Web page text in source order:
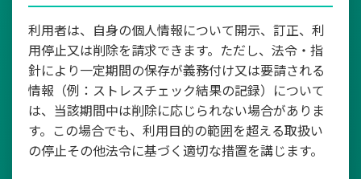
利用者は、自身の個人情報について開示、訂正、利
用停止又は削除を請求できます。ただし、法令・指
針により一定期間の保存が義務付け又は要請される
情報（例：ストレスチェック結果の記録）について
は、当該期間中は削除に応じられない場合がありま
す。この場合でも、利用目的の範囲を超える取扱い
の停止その他法令に基づく適切な措置を講じます。